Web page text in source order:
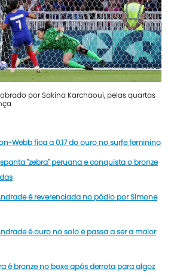
por Sakina Karchaoui, pelas quartas
Webb fica a 0,17 do ouro no surfe feminino
"zebra" peruana e conquista o bronze
é reverenciada no pódio por Simone
é ouro no solo e passa a ser a maior
é bronze no boxe após derrota para algoz